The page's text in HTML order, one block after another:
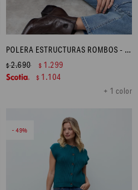
POLERA ESTRUCTURAS ROMBOS - OCRE
+ 1 color
$2.690 $ 1.299
$ 1.104
49